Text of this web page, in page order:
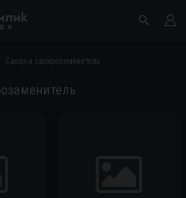
Сахар и сахарозаменитель